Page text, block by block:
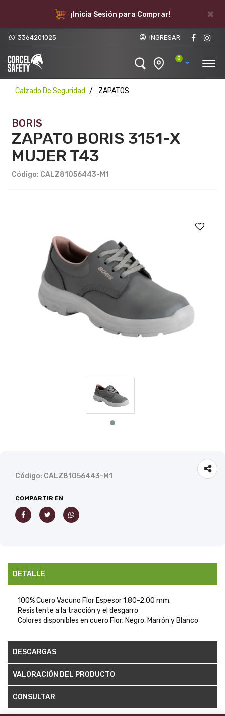
×
¡Inicia Sesión para Comprar!
3364201025 INGRESAR
0
Calzado De Seguridad ZAPATOS
BORIS
ZAPATO BORIS 3151-X
MUJER T43
Código: CALZ81056443-M1
Código: CALZ81056443-M1
COMPARTIR EN
DETALLE
100% Cuero Vacuno Flor Espesor 1,80-2,00 mm.
Resistente a la tracción y el desgarro
Colores disponibles en cuero Flor: Negro, Marrón y Blanco
DESCARGAS
VALORACIÓN DEL PRODUCTO
CONSULTAR